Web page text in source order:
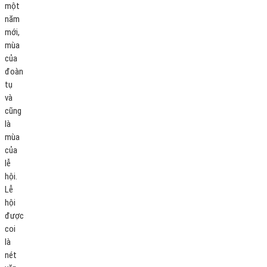
một
năm
mới,
mùa
của
đoàn
tụ
và
cũng
là
mùa
của
lễ
hội.
Lễ
hội
được
coi
là
nét